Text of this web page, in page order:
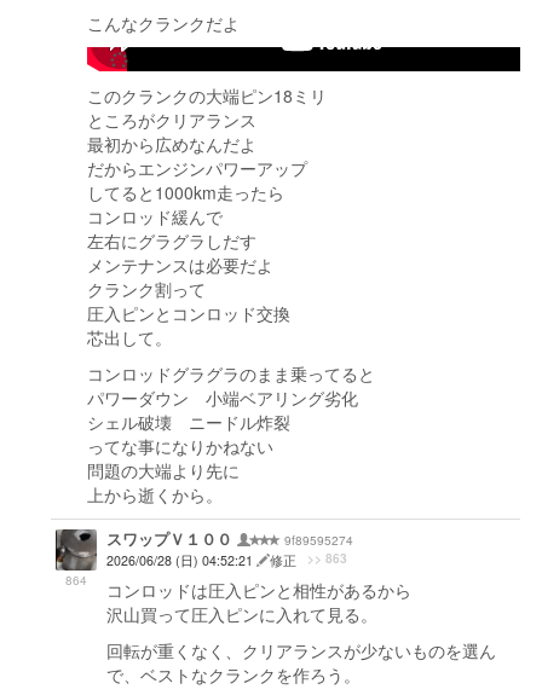
こんなクランクだよ
-->
このクランクの大端ピン18ミリ
ところがクリアランス
最初から広めなんだよ
だからエンジンパワーアップ
してると1000km走ったら
コンロッド緩んで
左右にグラグラしだす
メンテナンスは必要だよ
クランク割って
圧入ピンとコンロッド交換
芯出して。
コンロッドグラグラのまま乗ってると
パワーダウン 小端ベアリング劣化
シェル破壊 ニードル炸裂
ってな事になりかねない
問題の大端より先に
上から逝くから。
864
スワップＶ１００
9f89595274
2026/06/28 (日) 04:52:21
修正 >> 863
コンロッドは圧入ピンと相性があるから
沢山買って圧入ピンに入れて見る。
回転が重くなく、クリアランスが少ないものを選ん
で、ベストなクランクを作ろう。